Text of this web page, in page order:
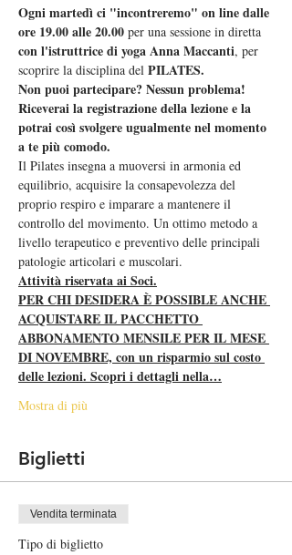
Ogni martedì ci "incontreremo" on line dalle
ore 19.00 alle 20.00 per una sessione in diretta
con l'istruttrice di yoga Anna Maccanti, per
scoprire la disciplina del PILATES.
Non puoi partecipare? Nessun problema!
Riceverai la registrazione della lezione e la
potrai così svolgere ugualmente nel momento
a te più comodo.
Il Pilates insegna a muoversi in armonia ed
equilibrio, acquisire la consapevolezza del
proprio respiro e imparare a mantenere il
controllo del movimento. Un ottimo metodo a
livello terapeutico e preventivo delle principali
patologie articolari e muscolari.
Attività riservata ai Soci.
PER CHI DESIDERA È POSSIBLE ANCHE
ACQUISTARE IL PACCHETTO
ABBONAMENTO MENSILE PER IL MESE
DI NOVEMBRE, con un risparmio sul costo
delle lezioni. Scopri i dettagli nella…
Mostra di più
Biglietti
Vendita terminata
Tipo di biglietto